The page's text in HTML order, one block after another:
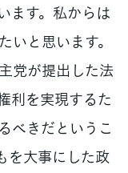
ます。私からは
と思います。
党が提出した法
利を実現するた
べきだというこ
を大事にした政